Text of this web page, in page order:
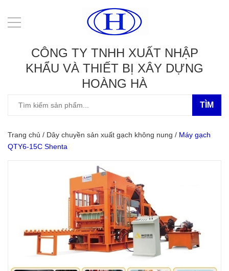
CÔNG TY TNHH XUẤT NHẬP
KHẨU VÀ THIẾT BỊ XÂY DỰNG
HOÀNG HÀ
TÌM
Trang chủ / Dây chuyền sản xuất gạch không nung / Máy gạch
QTY6-15C Shenta